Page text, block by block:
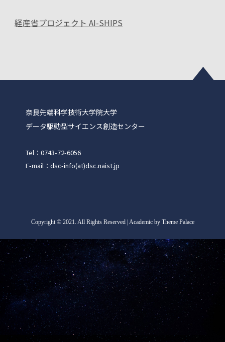
経産省プロジェクト AI-SHIPS
奈良先端科学技術大学院大学
データ駆動型サイエンス創造センター
Tel：0743-72-6056
E-mail：dsc-info(at)dsc.naist.jp
Copyright©2021. All Rights Reserved | Academic by Theme Palace